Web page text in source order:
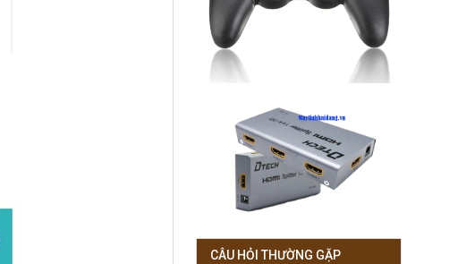
CÂU HỎI THƯỜNG GẶP